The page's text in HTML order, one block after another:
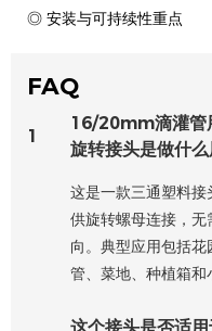
◎ 安装与可持续性重点
FAQ
1
16/20mm滴灌管
旋转接头是做什么
这是一款三通塑料
供旋转螺母连接，
向。典型应用包括
管、菜地、种植箱和